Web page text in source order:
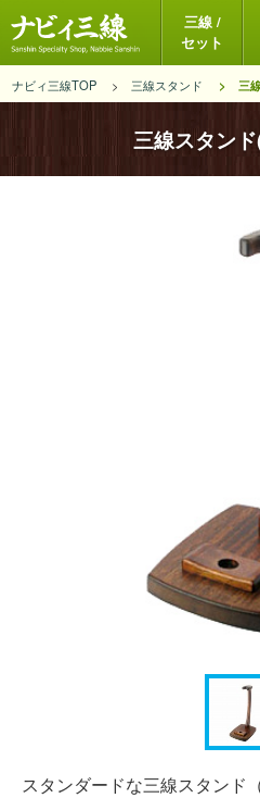
三線 /
セット
ナビィ三線TOP 三線スタンド 三
三線スタン
スタンダードな三線スタンド